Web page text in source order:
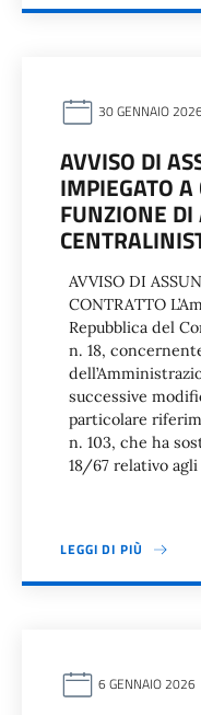
30 GENNAIO
AVVISO DI
IMPIEGATO A
FUNZIONE
AVVISO DI
CONTRATTO
Repubblica del
n. 18,
successive
particolare
n. 103, che ha
18/67 relativo
LEGGI DI PIÙ
6 GENNAIO 2026